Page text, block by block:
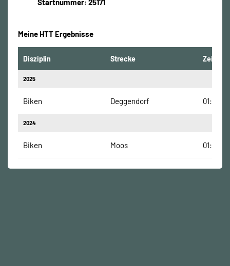
Startnummer: 25171
Meine HTT Ergebnisse
Disziplin Strecke Zeit
2025
Biken Deggendorf
2024
Biken Moos